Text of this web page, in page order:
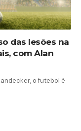
das lesões na
com Alan
o futebol é